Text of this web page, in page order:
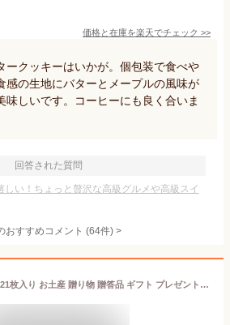
価格と在庫を楽天でチェック >>
ークッキーはいかが。個包装で食べや
感の生地にバターとメープルの風味が
味しいです。コーヒーにも良く合いま
回答された質問
しい！ちょっと贅沢な高級グルメや高級スイ
おすすめコメント (64件) >
仙台伊達ショコラ 21枚入り お土産 贈り物 贈答品 ギフト プレゼント はながたや